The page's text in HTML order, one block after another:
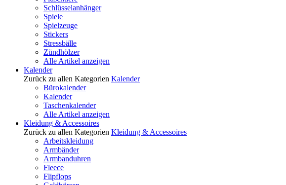
Schlüsselanhänger
Spiele
Spielzeuge
Stickers
Stressbälle
Zündhölzer
Alle Artikel anzeigen
Kalender
Zurück zu allen Kategorien Kalender
Bürokalender
Kalender
Taschenkalender
Alle Artikel anzeigen
Kleidung & Accessoires
Zurück zu allen Kategorien Kleidung & Accessoires
Arbeitskleidung
Armbänder
Armbanduhren
Fleece
Flipflops